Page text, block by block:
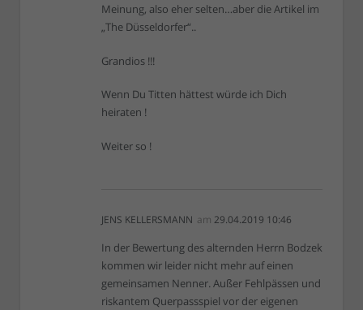
Meinung, also eher selten…aber die Artikel im
„The Düsseldorfer“..
Grandios !!!
Wenn Du Titten hättest würde ich Dich
heiraten !
Weiter so !
JENS KELLERSMANN am 29.04.2019 10:46
In der Bewertung des alternden Herrn Bodzek
kommen wir leider nicht mehr auf einen
gemeinsamen Nenner. Außer Fehlpässen und
riskantem Querpassspiel vor der eigenen